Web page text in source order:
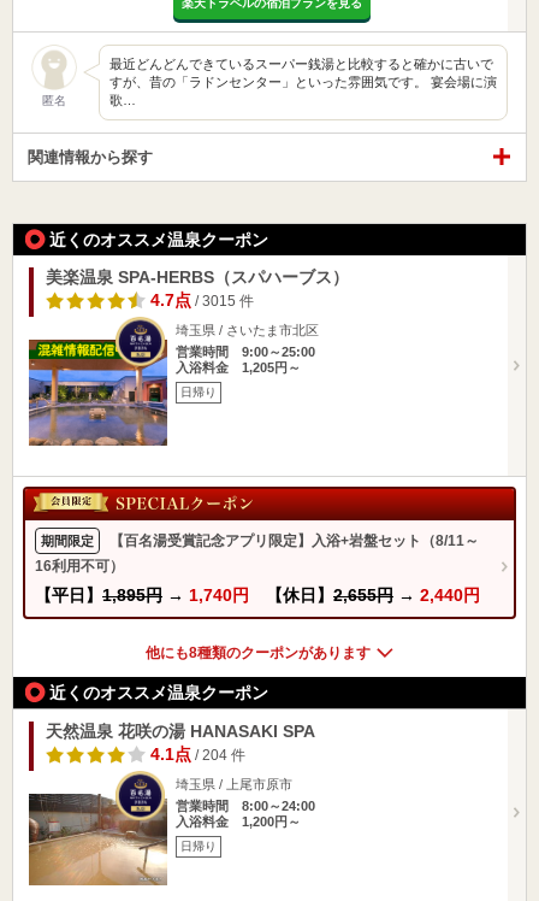
楽天トラベルの宿泊プランを見る
匿名
最近どんどんできているスーパー銭湯と比較すると確かに古いで
すが、昔の「ラドンセンター」といった雰囲気です。 宴会場に演
歌…
関連情報から探す
近くのオススメ温泉クーポン
美楽温泉 SPA-HERBS（スパハーブス）
4.7点/ 3015 件
埼玉県 / さいたま市北区
営業時間 9:00～25:00
入浴料金 1,205円～
日帰り
期間限定
【百名湯受賞記念アプリ限定】入浴+岩盤セット（8/11～
16利用不可）
【平日】 1,895円 → 1,740円 【休日】 2,655円 → 2,440円
他にも8種類のクーポンがあります
近くのオススメ温泉クーポン
天然温泉 花咲の湯 HANASAKI SPA
4.1点/ 204 件
埼玉県 / 上尾市原市
営業時間 8:00～24:00
入浴料金 1,200円～
日帰り